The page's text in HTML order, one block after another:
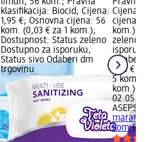
klasifikacija: Biocid; Cijena:
1,95 €; Osnovna cijena: 56
kom. (0,03 € za 1 kom.);
Dostupnost: Status zeleno
Dostupno za isporuku,
Status sivo Odaberi dm
trgovinu
Cijena:
cijena: 5
kom.);
zeleno
Odaberi
1,30 €
5 kom.
kom.)
kom.